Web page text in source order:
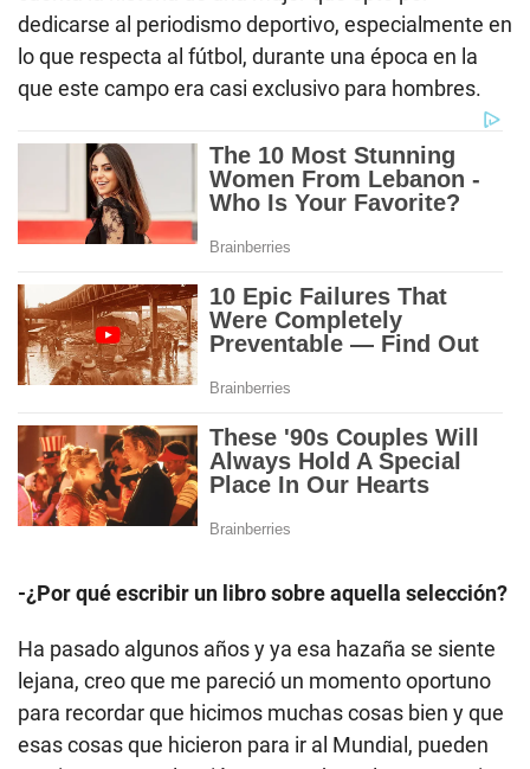
dedicarse al periodismo deportivo, especialmente en
lo que respecta al fútbol, durante una época en la
que este campo era casi exclusivo para hombres.
-¿Por qué escribir un libro sobre aquella selección?
Ha pasado algunos años y ya esa hazaña se siente
lejana, creo que me pareció un momento oportuno
para recordar que hicimos muchas cosas bien y que
esas cosas que hicieron para ir al Mundial, pueden